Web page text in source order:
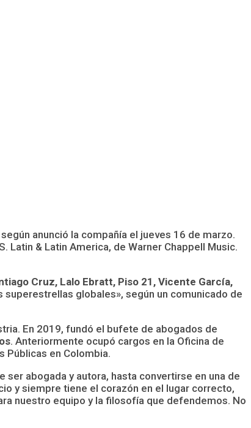
anunció la compañía el jueves 16 de marzo.
& Latin America, de Warner Chappell Music.
Cruz, Lalo Ebratt, Piso 21, Vicente García,
globales», según un comunicado de
En 2019, fundó el bufete de abogados de
. Anteriormente ocupó cargos en la Oficina de
Públicas en Colombia.
abogada y autora, hasta convertirse en una de
y siempre tiene el corazón en el lugar correcto,
nuestro equipo y la filosofía que defendemos. No